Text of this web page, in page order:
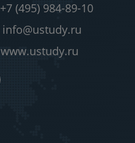
+7 (495) 984-89-10
info@ustudy.ru
www.ustudy.ru